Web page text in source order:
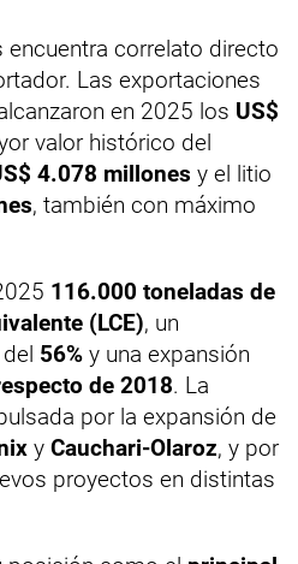
encuentra correlato directo
Las exportaciones
en 2025 los US$
valor histórico del
4.078 millones y el litio
, también con máximo
116.000 toneladas de
(LCE), un
56% y una expansión
de 2018. La
por la expansión de
y Cauchari-Olaroz, y por
proyectos en distintas